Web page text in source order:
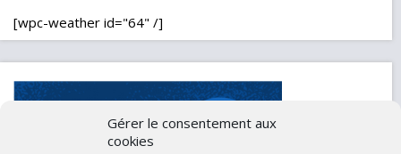
Gérer le consentement aux
cookies
[wpc-weather id="64" /]